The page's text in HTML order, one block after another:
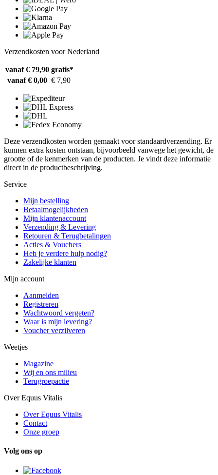
Verzendkosten voor Nederland
vanaf € 79,90 gratis*
vanaf € 0,00 € 7,90
Deze verzendkosten worden gemaakt voor standaardverzending. Er
kunnen extra kosten ontstaan, bijvoorbeeld vanwege het gewicht, de
grootte of de kenmerken van de producten. Je vindt deze informatie
direct in de productbeschrijving.
Service
Mijn bestelling
Betaalmogelijkheden
Mijn klantenaccount
Verzending & Levering
Retouren & Terugbetalingen
Acties & Vouchers
Heb je verdere hulp nodig?
Zakelijke klanten
Mijn account
Aanmelden
Registreren
Wachtwoord vergeten?
Waar is mijn levering?
Voucher verzilveren
Weetjes
Magazine
Wij en ons milieu
Terugroepactie
Over Equus Vitalis
Over Equus Vitalis
Contact
Onze groep
Volg ons op